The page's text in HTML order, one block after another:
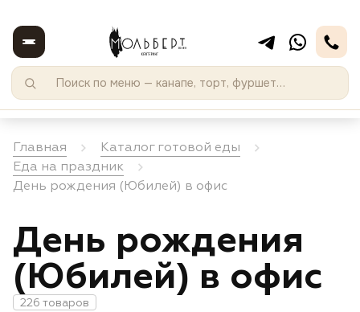
Главная
Каталог готовой еды
Еда на праздник
День рождения (Юбилей) в офис
День рождения
(Юбилей) в офис
226 товаров